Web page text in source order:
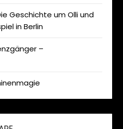
Geschichte um Olli und
in Berlin
–